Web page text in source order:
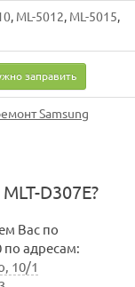
, ML-5012, ML-5015,
заправить
Samsung
D307E?
Вас по
по адресам:
10/1